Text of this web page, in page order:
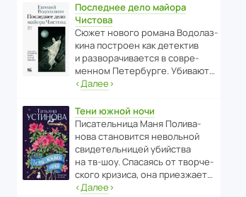
Последнее дело майора
Чистова
Сюжет нового романа Водо­ла­з­
кина пост­роен как дете­ктив
и разво­ра­чи­ва­ется в совре­
менном Пете­р­бурге. Убивают…
‹Далее›
Тени южной ночи
Писа­тель­ница Маня Поли­ва­
нова стано­вится невольной
свиде­тель­ницей убийства
на тв-шоу. Спасаясь от твор­че­
с­кого кризиса, она приезжает…
‹Далее›